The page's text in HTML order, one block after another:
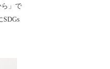
ら」で